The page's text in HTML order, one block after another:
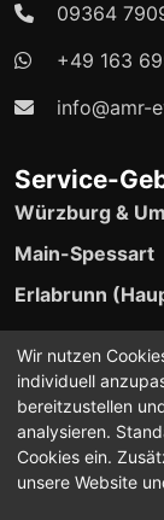
09364
+49 163
info@amr-
Service-
Würzburg &
Main-Spessart
Erlabrunn
24/7 Event-
Wir nutzen
individuell
bereitzustellen
analysieren.
Cookies ein.
unsere Website